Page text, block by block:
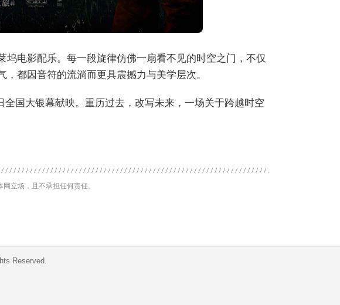
电影配乐。每一段旋律仿佛一扇看不见的时空之门，不仅
都因音符的流淌而更具震撼力与美学层次。
国大银幕献映。重历过去，改写未来，一场关于跨越时空
立场，且不承担任何责任。
Reserved.